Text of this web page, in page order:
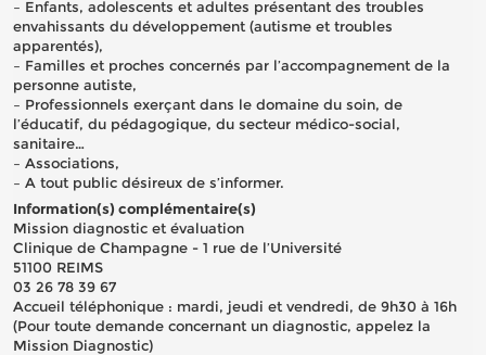
– Enfants, adolescents et adultes présentant des troubles
envahissants du développement (autisme et troubles
apparentés),
– Familles et proches concernés par l’accompagnement de la
personne autiste,
– Professionnels exerçant dans le domaine du soin, de
l’éducatif, du pédagogique, du secteur médico-social,
sanitaire…
– Associations,
– A tout public désireux de s’informer.
Information(s) complémentaire(s)
Mission diagnostic et évaluation
Clinique de Champagne - 1 rue de l’Université
51100 REIMS
03 26 78 39 67
Accueil téléphonique : mardi, jeudi et vendredi, de 9h30 à 16h
(Pour toute demande concernant un diagnostic, appelez la
Mission Diagnostic)